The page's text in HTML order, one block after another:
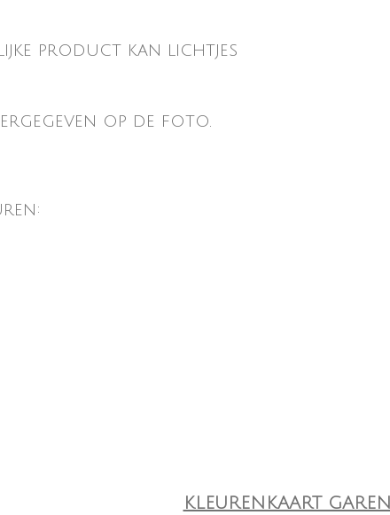
product kan lichtjes
op de foto.
KLEURENKAART GAREN